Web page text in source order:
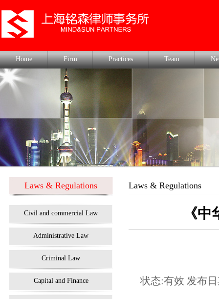
Home Firm Practices Team
Laws & Regulations
Civil and commercial Law
Administrative Law
Criminal Law
Capital and Finance
Laws & Regulations
《
状态:有效 发布